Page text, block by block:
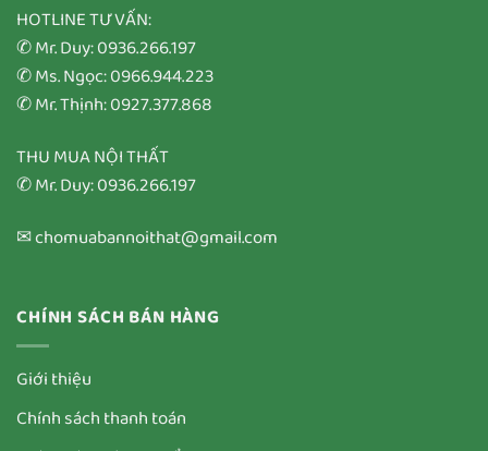
HOTLINE TƯ VẤN:
✆ Mr. Duy: 0936.266.197
✆ Ms. Ngọc: 0966.944.223
✆ Mr. Thịnh: 0927.377.868
THU MUA NỘI THẤT
✆ Mr. Duy: 0936.266.197
✉ chomuabannoithat@gmail.com
CHÍNH SÁCH BÁN HÀNG
Giới thiệu
Chính sách thanh toán